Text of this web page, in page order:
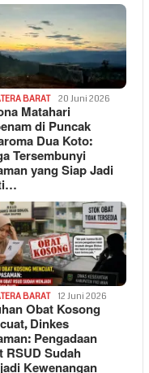
BARAT 20 Juni 2026
Matahari
di Puncak
Dua Koto:
Tersembunyi
yang Siap Jadi
BARAT 12 Juni 2026
Obat Kosong
Dinkes
Pengadaan
RSUD Sudah
Kewenangan